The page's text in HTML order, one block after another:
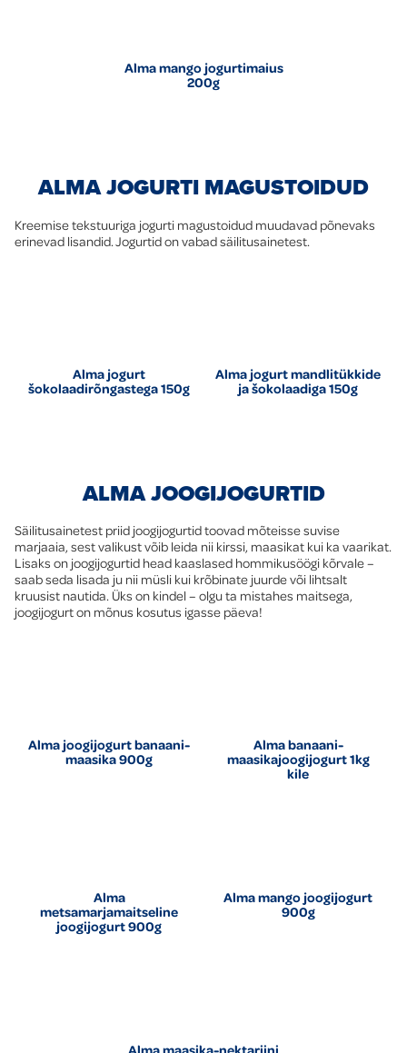
Alma mango jogurtimaius
200g
ALMA JOGURTI MAGUSTOIDUD
Kreemise tekstuuriga jogurti magustoidud muudavad põnevaks
erinevad lisandid. Jogurtid on vabad säilitusainetest.
Alma jogurt
šokolaadirõngastega 150g
Alma jogurt mandlitükkide
ja šokolaadiga 150g
ALMA JOOGIJOGURTID
Säilitusainetest priid joogijogurtid toovad mõteisse suvise
marjaaia, sest valikust võib leida nii kirssi, maasikat kui ka vaarikat.
Lisaks on joogijogurtid head kaaslased hommikusöögi kõrvale –
saab seda lisada ju nii müsli kui krõbinate juurde või lihtsalt
kruusist nautida. Üks on kindel – olgu ta mistahes maitsega,
joogijogurt on mõnus kosutus igasse päeva!
Alma joogijogurt banaani-
maasika 900g
Alma banaani-
maasikajoogijogurt 1kg
kile
Alma
metsamarjamaitseline
joogijogurt 900g
Alma mango joogijogurt
900g